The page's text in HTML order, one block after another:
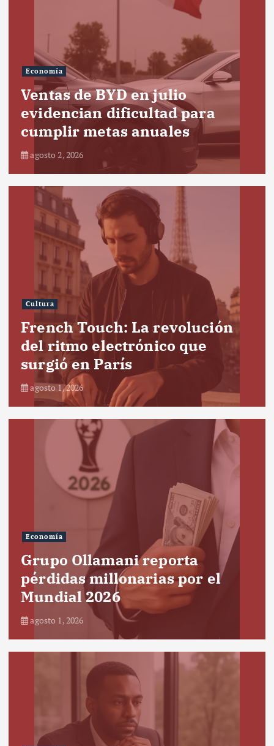
Economía
Ventas de BYD en julio
evidencian dificultad para
cumplir metas anuales
agosto 2, 2026
Cultura
French Touch: La revolución
del ritmo electrónico que
surgió en París
agosto 1, 2026
Economía
Grupo Ollamani reporta
pérdidas millonarias por el
Mundial 2026
agosto 1, 2026